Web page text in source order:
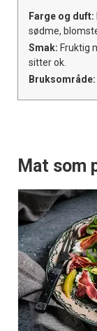
Farge og duft:
sødme,
Smak: Fruktig
sitter ok.
Bruksområde:
Mat som